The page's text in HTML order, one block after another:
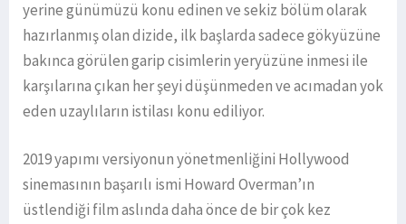
yerine günümüzü konu edinen ve sekiz bölüm olarak
hazırlanmış olan dizide, ilk başlarda sadece gökyüzüne
bakınca görülen garip cisimlerin yeryüzüne inmesi ile
karşılarına çıkan her şeyi düşünmeden ve acımadan yok
eden uzaylıların istilası konu ediliyor.
2019 yapımı versiyonun yönetmenliğini Hollywood
sinemasının başarılı ismi Howard Overman’ın
üstlendiği film aslında daha önce de bir çok kez